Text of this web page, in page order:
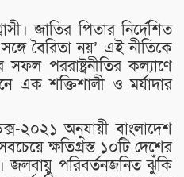
জাতির পিতার নির্দেশিত
বৈরিতা নয়’ এই নীতিকে
পররাষ্ট্রনীতির কল্যাণে
এক শক্তিশালী ও মর্যাদার
২০২১ অনুযায়ী বাংলাদেশ
ক্ষতিগ্রস্ত ১০টি দেশের
জলবায়ু পরিবর্তনজনিত ঝুঁকি